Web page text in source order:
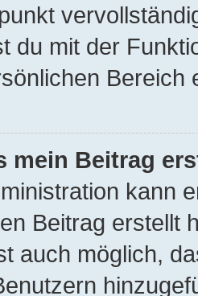
du mit der
Bereich
mein Beitrag
kann
Beitrag erstellt
auch möglich,